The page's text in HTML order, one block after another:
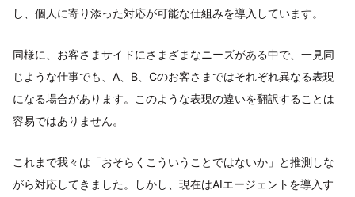
し、個人に寄り添った対応が可能な仕組みを導入しています。
同様に、お客さまサイドにさまざまなニーズがある中で、一見同
じような仕事でも、A、B、Cのお客さまではそれぞれ異なる表現
になる場合があります。このような表現の違いを翻訳することは
容易ではありません。
これまで我々は「おそらくこういうことではないか」と推測しな
がら対応してきました。しかし、現在はAIエージェントを導入す